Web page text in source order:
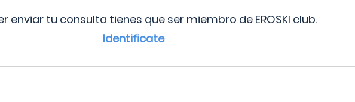
enviar tu consulta tienes que ser miembro de EROSKI club.
Identificate